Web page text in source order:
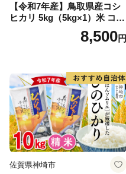
【令和7年産】鳥取県産コシ
ヒカリ 5kg（5kg×1）米 コシ
ヒカリ こしひかり お米 白米
精米 5キロ おこめ こめ コメ
野町産 Elevation
8,500円
佐賀県神埼市